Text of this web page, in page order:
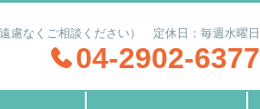
慮なくご相談ください） 定休日：毎週水曜日
04-2902-6377